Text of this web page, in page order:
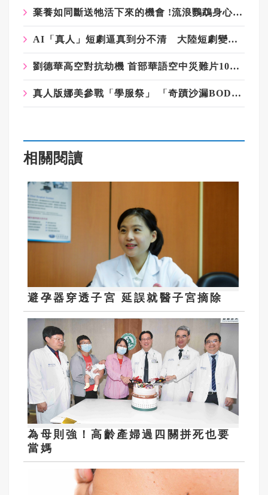
棄養如同斷送牠活下來的機會 !流浪鸚鵡身心受創
AI「真人」短劇逼真到分不清 大陸短劇變天 產業加速洗牌
劉德華高空對抗劫機 首部華語空中災難片10月上映
真人版娜美參戰「學服祭」 「奇蹟沙漏BODY」辻莉莉莎細腰57公分
相關閱讀
避孕器穿透子宮 延誤就醫子宮摘除
為母則強！高齡產婦過四關拼死也要
當媽